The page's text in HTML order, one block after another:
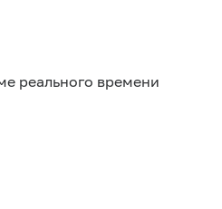
реального времени